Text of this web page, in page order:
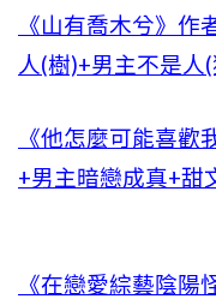
《山有喬木兮》作
人(樹)+男主不是人
《他怎麼可能喜歡
+男主暗戀成真+甜
《在戀愛綜藝陰陽